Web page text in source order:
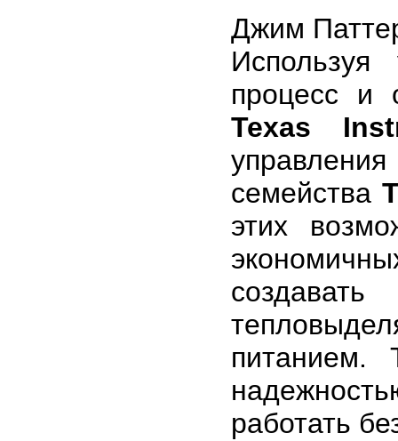
Джим
Используя
процесс и
Texas
семейства
этих
питанием.
работать